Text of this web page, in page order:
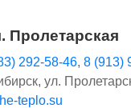
Пролетарская
292-58-46, 8 (913)
ул.
teplo.su